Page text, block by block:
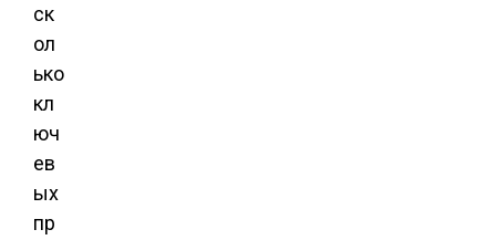
ск
ол
ько
кл
юч
ев
ых
пр